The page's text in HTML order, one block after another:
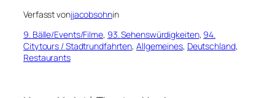
Verfasst vonjjacobsohnin
9. Bälle/Events/Filme, 93. Sehenswürdigkeiten, 94.
Citytours / Stadtrundfahrten, Allgemeines, Deutschland
Restaurants